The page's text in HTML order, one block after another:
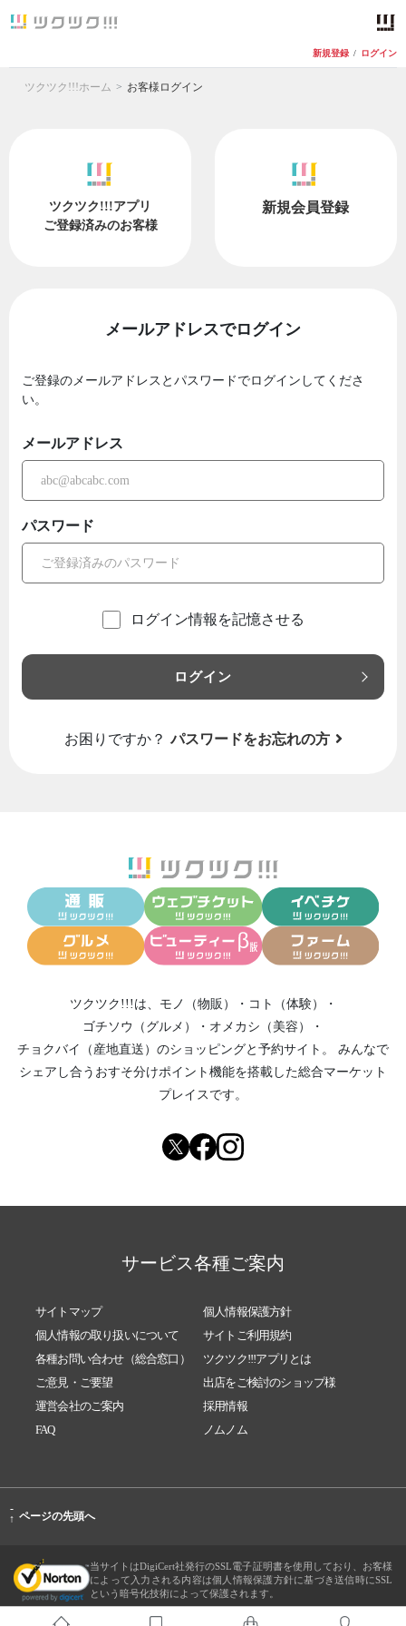
新規登録 / ログイン
ツクツク!!!ホーム お客様ログイン
ツクツク!!!アプリ
ご登録済みのお客様
新規会員登録
メールアドレスでログイン
ご登録のメールアドレスとパスワードでログインしてくださ
い。
メールアドレス
パスワード
ログイン情報を記憶させる
ログイン
お困りですか？ パスワードをお忘れの方
ツクツク!!!は、 モノ（物販） ・ コト（体験）
・
ゴチソウ（グルメ）
・ オメカシ（美容）
・
チョクバイ（産地直送） のショッピングと予約サイト。
みんなで
シェアし合う おすそ分けポイント機能を搭載した総合マーケット
プレイスです。
サービス各種ご案内
サイトマップ
個人情報保護方針
個人情報の取り扱いについて
サイトご利用規約
各種お問い合わせ（総合窓口）
ツクツク!!!アプリとは
ご意見・ご要望
出店をご検討のショップ様
運営会社のご案内
採用情報
FAQ
ノムノム
-
↑ ページの先頭へ
当サイトはDigiCert社発行のSSL電子証明書を使用しており、お客様
によって入力される内容は個人情報保護方針に基づき送信時にSSL
という暗号化技術によって保護されます。